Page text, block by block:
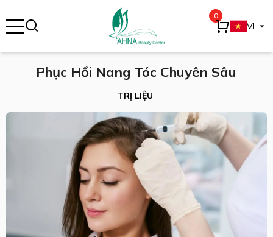
menu 0
VI
Phục Hồi Nang Tóc Chuyên Sâu
TRỊ LIỆU